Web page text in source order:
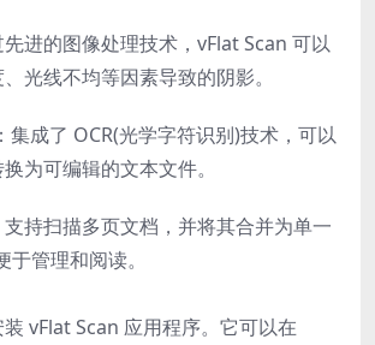
进的图像处理技术，vFlat Scan 可以
光线不均等因素导致的阴影。
集成了 OCR(光学字符识别)技术，可以
为可编辑的文本文件。
持扫描多页文档，并将其合并为单一
于管理和阅读。
vFlat Scan 应用程序。它可以在